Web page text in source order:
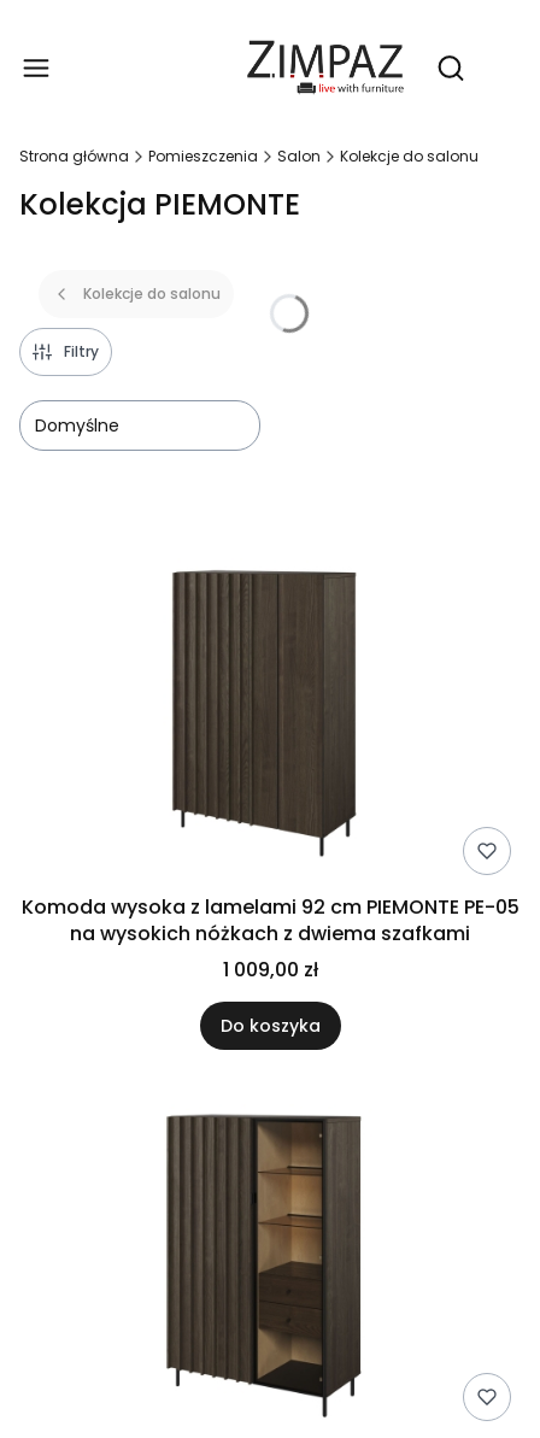
Otwórz
Strona główna Pomieszczenia Salon Kolekcje do salonu
Kolekcja PIEMONTE
Kolekcje do salonu
Filtry
Domyślne
Komoda wysoka z lamelami 92 cm PIEMONTE PE-05
na wysokich nóżkach z dwiema szafkami
1 009,00 zł
Do koszyka